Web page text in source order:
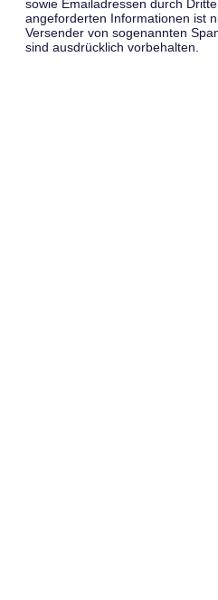
sowie Emailadressen durch
angeforderten Informationen ist
Versender von sogenannten
sind ausdrücklich vorbehalten.